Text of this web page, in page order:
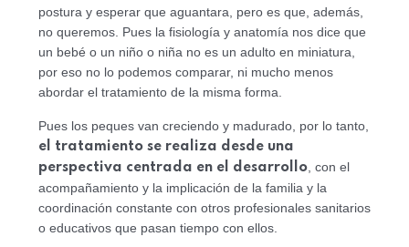
postura y esperar que aguantara, pero es que, además,
no queremos. Pues la fisiología y anatomía nos dice que
un bebé o un niño o niña no es un adulto en miniatura,
por eso no lo podemos comparar, ni mucho menos
abordar el tratamiento de la misma forma.
Pues los peques van creciendo y madurado, por lo tanto,
el tratamiento se realiza desde una
perspectiva centrada en el desarrollo , con el
acompañamiento y la implicación de la familia y la
coordinación constante con otros profesionales sanitarios
o educativos que pasan tiempo con ellos.